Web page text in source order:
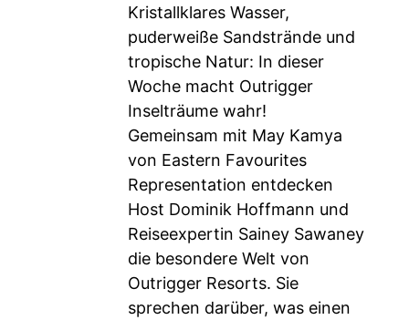
Kristallklares Wasser,
puderweiße Sandstrände und
tropische Natur: In dieser
Woche macht Outrigger
Inselträume wahr!
Gemeinsam mit May Kamya
von Eastern Favourites
Representation entdecken
Host Dominik Hoffmann und
Reiseexpertin Sainey Sawaney
die besondere Welt von
Outrigger Resorts. Sie
sprechen darüber, was einen